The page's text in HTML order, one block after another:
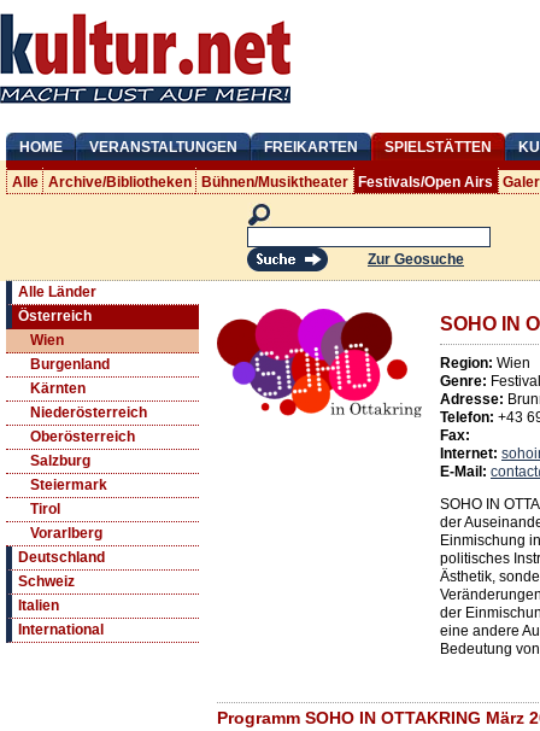
HOME VERANSTALTUNGEN FREIKARTEN SPIELSTÄTTEN
Alle Archive/Bibliotheken Bühnen/Musiktheater Festivals/Open Airs
Zur Geosuche
Alle Länder
Österreich
Wien
Burgenland
Kärnten
Niederösterreich
Oberösterreich
Salzburg
Steiermark
Tirol
Vorarlberg
Deutschland
Schweiz
Italien
International
SOHO IN
Region: Wien
Genre:
Adresse:
Telefon: +43
Fax:
Internet:
E-Mail:
SOHO IN
der
Einmischung
politisches
Ästhetik,
der
eine andere
Bedeutung
Programm SOHO IN OTTAKRING März